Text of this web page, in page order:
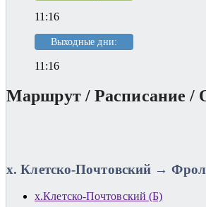
11:16
Выходные дни:
11:16
Маршрут / Расписание /
х. Клетско-Почтовский →
х.Клетско-Почтовский (Б)